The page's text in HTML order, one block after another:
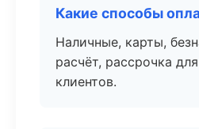
Какие способы
Наличные, карты,
расчёт, рассрочка
клиентов.